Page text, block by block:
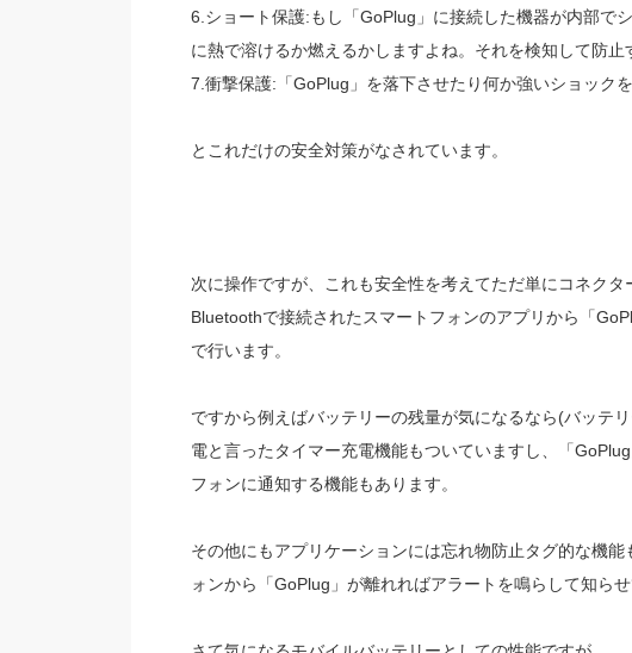
6.ショート保護:もし「GoPlug」に接続した機器が内部で
に熱で溶けるか燃えるかしますよね。それを検知して防止
7.衝撃保護:「GoPlug」を落下させたり何か強いショック
とこれだけの安全対策がなされています。
次に操作ですが、これも安全性を考えてただ単にコネクタ
Bluetoothで接続されたスマートフォンのアプリから「
で行います。
ですから例えばバッテリーの残量が気になるなら(バッテ
電と言ったタイマー充電機能もついていますし、「
フォンに通知する機能もあります。
その他にもアプリケーションには忘れ物防止タグ的な機
ォンから「GoPlug」が離れればアラートを鳴らして知ら